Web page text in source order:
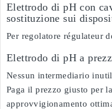
Elettrodo di pH con
sostituzione sui
Per regolatore régulateur
Elettrodo di pH a
Nessun intermediario
Paga il prezzo giusto per
approvvigionamento